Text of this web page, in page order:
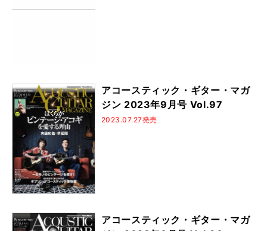
アコースティック・ギター・マガ
ジン 2023年9月号 Vol.97
2023.07.27発売
アコースティック・ギター・マガ